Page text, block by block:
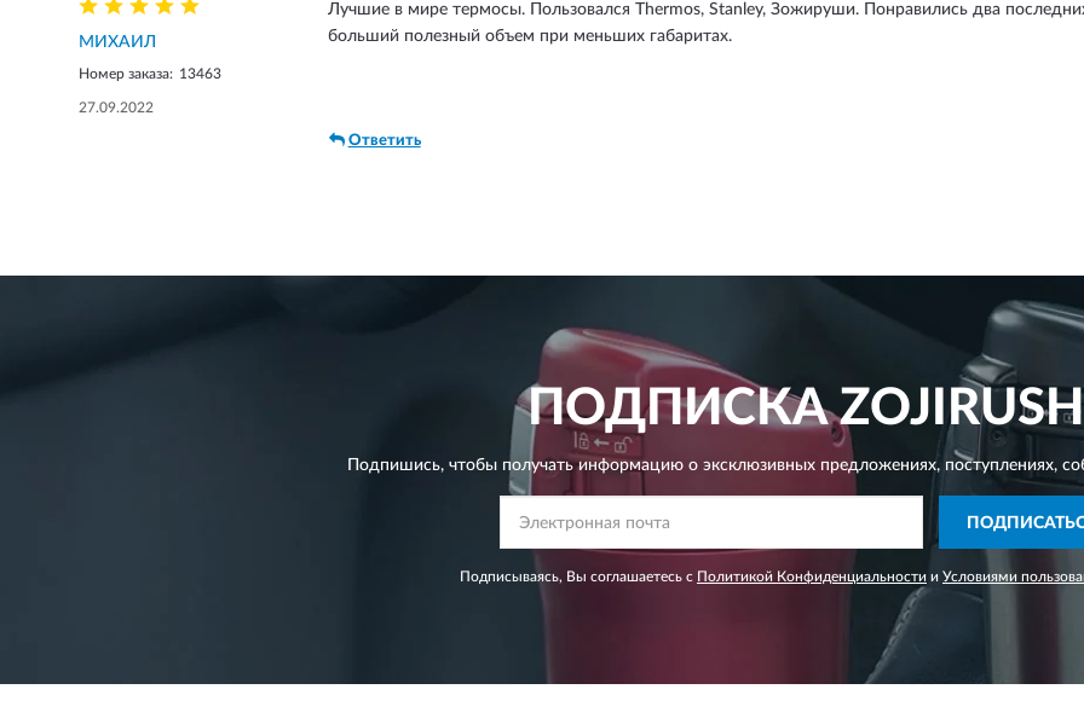
МИХАИЛ
Номер заказа: 13463
27.09.2022
Лучшие в мире термосы. Пользовался Thermos, Stanley, Зожируши. Понравились два
больший полезный объем при меньших габаритах.
Ответить
ПОДПИСКА
Подпишись, чтобы получать информацию о эксклюзивных предложениях,поступлениях,
Подписываясь, Вы соглашаетесь с Политикой Конфиденциальности и Условиями